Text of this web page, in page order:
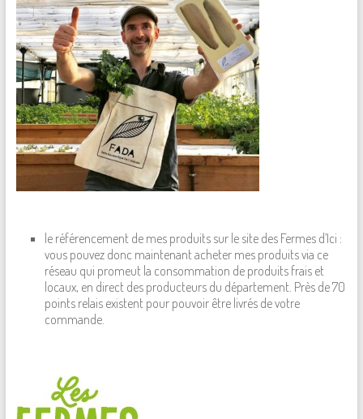
le référencement de mes produits sur le site des Fermes d’Ici :
vous pouvez donc maintenant acheter mes produits via ce
réseau qui promeut la consommation de produits frais et
locaux, en direct des producteurs du département. Près de 70
points relais existent pour pouvoir être livrés de votre
commande.